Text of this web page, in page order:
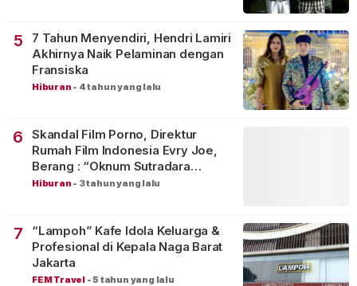
5
7 Tahun Menyendiri, Hendri Lamiri
Akhirnya Naik Pelaminan dengan
Fransiska
Hiburan - 4 tahun yang lalu
6
Skandal Film Porno, Direktur
Rumah Film Indonesia Evry Joe,
Berang : “Oknum Sutradara
Merusak Perfilman Indonesia”!
Hiburan - 3 tahun yang lalu
7
“Lampoh” Kafe Idola Keluarga &
Profesional di Kepala Naga Barat
Jakarta
FEM Travel -5 tahun yang lalu